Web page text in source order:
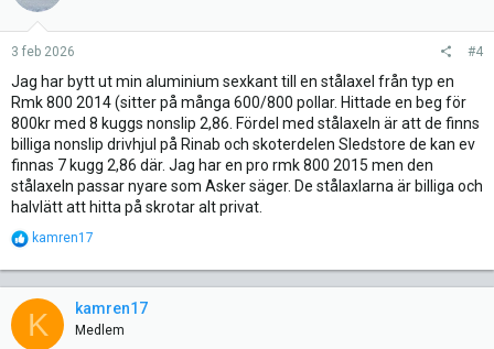
n
:
3 feb 2026 #4
Jag har bytt ut min aluminium sexkant till en stålaxel från typ en
Rmk 800 2014 (sitter på många 600/800 pollar. Hittade en beg för
800kr med 8 kuggs nonslip 2,86. Fördel med stålaxeln är att de finns
billiga nonslip drivhjul på Rinab och skoterdelen Sledstore de kan ev
finnas 7 kugg 2,86 där. Jag har en pro rmk 800 2015 men den
stålaxeln passar nyare som Asker säger. De stålaxlarna är billiga och
halvlätt att hitta på skrotar alt privat.
R
a
c
i
kamren17
K kamren17
Medlem